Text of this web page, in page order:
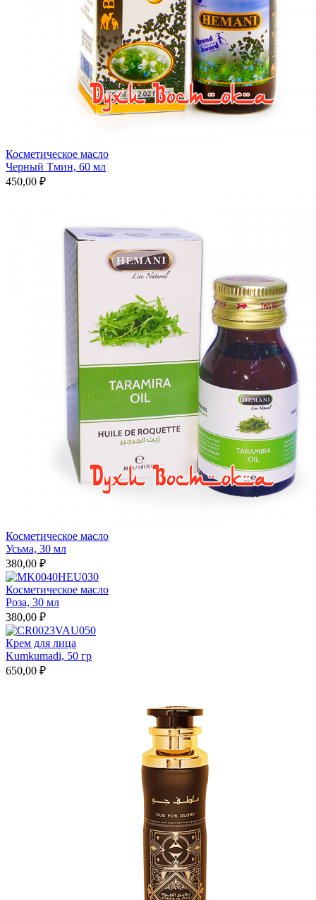
Косметическое масло
Черный Тмин, 60 мл
450,00 ₽
Косметическое масло
Усьма, 30 мл
380,00 ₽
Косметическое масло
Роза, 30 мл
380,00 ₽
Крем для лица
Kumkumadi, 50 гр
650,00 ₽